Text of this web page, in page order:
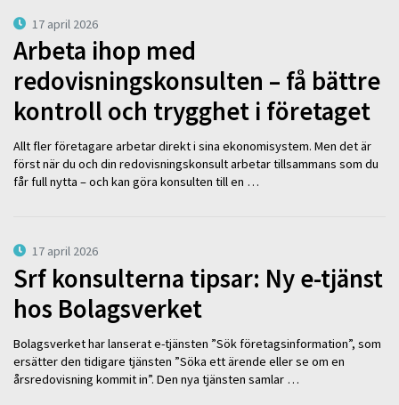
17 april 2026
Arbeta ihop med
redovisningskonsulten – få bättre
kontroll och trygghet i företaget
Allt fler företagare arbetar direkt i sina ekonomisystem. Men det är
först när du och din redovisningskonsult arbetar tillsammans som du
får full nytta – och kan göra konsulten till en …
17 april 2026
Srf konsulterna tipsar: Ny e-tjänst
hos Bolagsverket
Bolagsverket har lanserat e-tjänsten ”Sök företagsinformation”, som
ersätter den tidigare tjänsten ”Söka ett ärende eller se om en
årsredovisning kommit in”. Den nya tjänsten samlar …